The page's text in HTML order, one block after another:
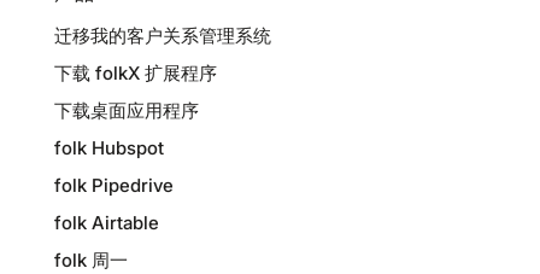
迁移我的客户关系管理系统
下载 folkX 扩展程序
下载桌面应用程序
folk Hubspot
folk Pipedrive
folk Airtable
folk 周一